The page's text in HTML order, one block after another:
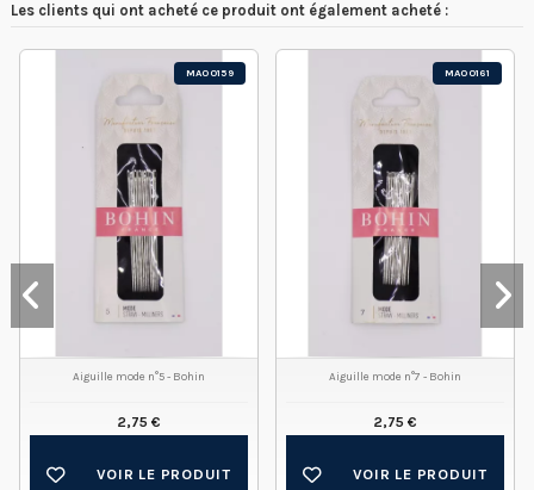
Les clients qui ont acheté ce produit ont également acheté :
MA00159
Aiguille mode n°5 - Bohin
2,75 €
VOIR LE PRODUIT
MA00161
Aiguille mode n°7 - Bohin
2,75 €
VOIR LE PRODUIT